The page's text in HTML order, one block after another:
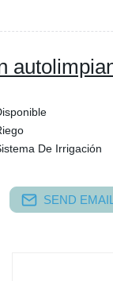
De Irrigación
SEND